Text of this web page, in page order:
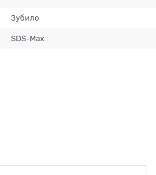
Зубило
SDS-Max